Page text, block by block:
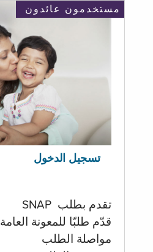
مستخدمون عائدون
تسجيل الدخول
تقدم بطلب SNAP
قدّم طلبّا للمعونة العامة
مواصلة الطلب